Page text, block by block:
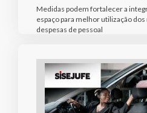
Medidas podem fortalecer a
espaço para melhor utilização
despesas de pessoal